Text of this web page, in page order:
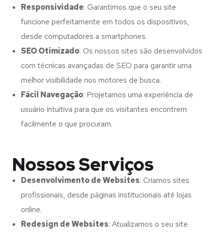
Responsividade: Garantimos que o seu site
funcione perfeitamente em todos os dispositivos,
desde computadores a smartphones.
SEO Otimizado: Os nossos sites são desenvolvidos
com técnicas avançadas de SEO para garantir uma
melhor visibilidade nos motores de busca.
Fácil Navegação: Projetamos uma experiência de
usuário intuitiva para que os visitantes encontrem
facilmente o que procuram.
Nossos Serviços
Desenvolvimento de Websites: Criamos sites
profissionais, desde páginas institucionais até lojas
online.
Redesign de Websites: Atualizamos o seu site